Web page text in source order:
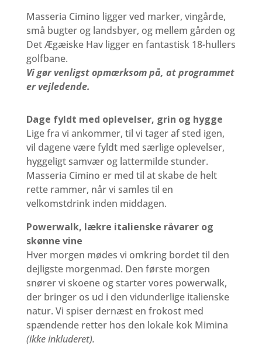
Masseria Cimino ligger ved marker, vingårde,
små bugter og landsbyer, og mellem gården og
Det Ægæiske Hav ligger en fantastisk 18-hullers
golfbane.
Vi gør venligst opmærksom på, at programmet
er vejledende.
Dage fyldt med oplevelser, grin og hygge
Lige fra vi ankommer, til vi tager af sted igen,
vil dagene være fyldt med særlige oplevelser,
hyggeligt samvær og lattermilde stunder.
Masseria Cimino er med til at skabe de helt
rette rammer, når vi samles til en
velkomstdrink inden middagen.
Powerwalk, lækre italienske råvarer og
skønne vine
Hver morgen mødes vi omkring bordet til den
dejligste morgenmad. Den første morgen
snører vi skoene og starter vores powerwalk,
der bringer os ud i den vidunderlige italienske
natur. Vi spiser dernæst en frokost med
spændende retter hos den lokale kok Mimina
(ikke inkluderet).